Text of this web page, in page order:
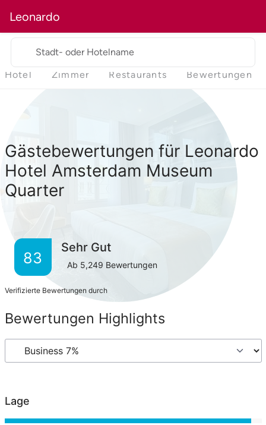
Leonardo
Stadt- oder Hotelname
Hotel Zimmer Restaurants Bewertungen
Gästebewertungen für Leonardo
Hotel Amsterdam Museum
Quarter
83
Sehr Gut
Ab 5,249 Bewertungen
Verifizierte Bewertungen durch
Bewertungen Highlights
Lage